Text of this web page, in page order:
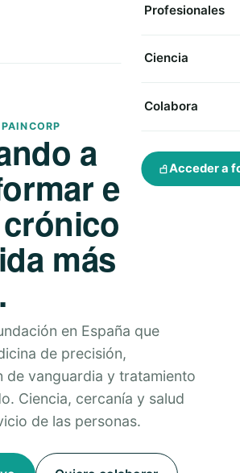
Profesionales
Ciencia
Colabora
Acceder a
a
el
en
más
en España que
de precisión,
de vanguardia y tratamiento
Ciencia, cercanía y salud
de las personas.